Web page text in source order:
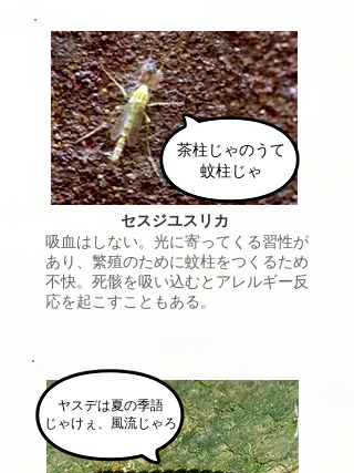
茶柱じゃのうて
蚊柱じゃ
セスジユスリカ
吸血はしない。光に寄ってくる習性が
あり、繁殖のために蚊柱をつくるため
不快。死骸を吸い込むとアレルギー反
応を起こすこともある。
ヤスデは夏の季語
じゃけぇ、風流じゃろ